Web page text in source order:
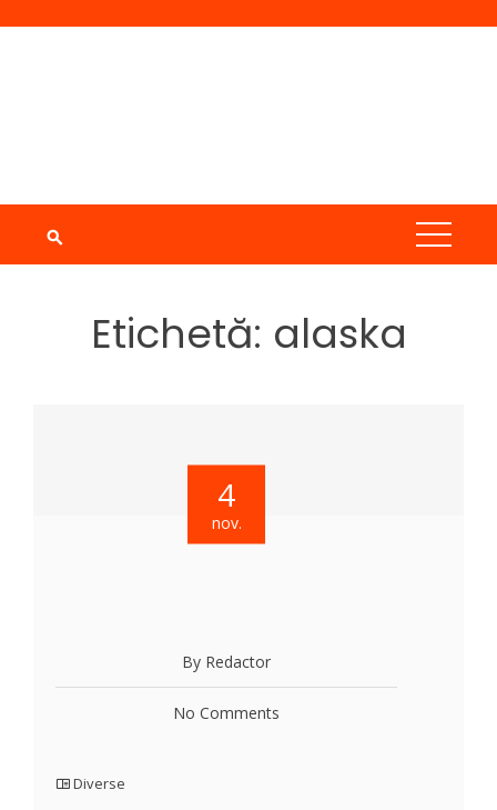
Etichetă: alaska
4
nov.
By Redactor
No Comments
Diverse